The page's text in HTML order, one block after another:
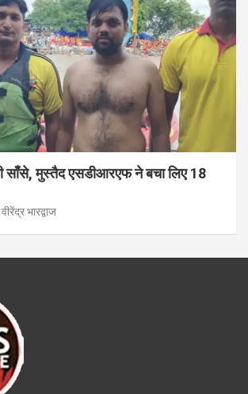
मुस्तैद एसडीआरएफ ने बचा लिए 18
वीरेंद्र भारद्वाज